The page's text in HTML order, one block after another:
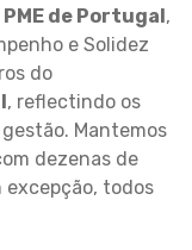
PME de Portugal,
e Solidez
do
, reflectindo os
Mantemos
dezenas de
todos